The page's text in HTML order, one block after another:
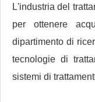
L'industria del
per ottenere
dipartimento di
tecnologie di
sistemi di